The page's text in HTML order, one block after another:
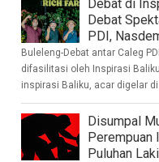
Debat di
Debat
PDI,
Buleleng-Debat antar Caleg
difasilitasi oleh Inspirasi
inspirasi Baliku, acar digelar di
Disumpal
Perempuan
Puluhan